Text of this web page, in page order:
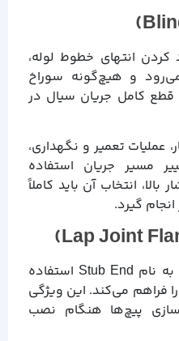
انتهای خطوط لوله،
و هیچ‌گونه سوراخ
کامل جریان سیال در
تعمیر و نگهداری،
مسیر جریان استفاده
انتخاب آن باید کاملاً
گیرد.
این اتصال به‌همراه قطعه‌ای به نام Stub End استفاده
فراهم می‌کند. این ویژگی
پیچ‌ها هنگام نصب